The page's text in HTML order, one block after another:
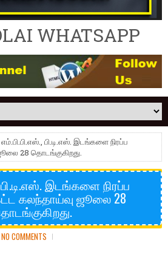
WHATSAPP
எம்.பி.பி.எஸ்., பி.டி.எஸ். இடங்களை நிரப்ப
28 தொடங்குகிறது.
பி.டி.எஸ். இடங்களை நிரப்ப
கலந்தாய்வு ஜூலை 28
NO COMMENTS